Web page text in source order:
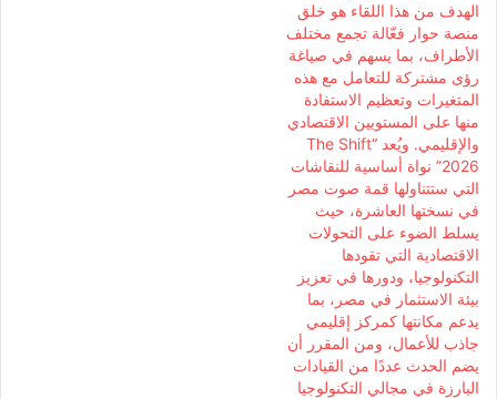
الهدف من هذا اللقاء هو خلق
منصة حوار فعّالة تجمع مختلف
الأطراف، بما يسهم في صياغة
رؤى مشتركة للتعامل مع هذه
المتغيرات وتعظيم الاستفادة
منها على المستويين الاقتصادي
والإقليمي. ويُعد “The Shift
2026” نواة أساسية للنقاشات
التي ستتناولها قمة صوت مصر
في نسختها العاشرة، حيث
يسلط الضوء على التحولات
الاقتصادية التي تقودها
التكنولوجيا، ودورها في تعزيز
بيئة الاستثمار في مصر، بما
يدعم مكانتها كمركز إقليمي
جاذب للأعمال، ومن المقرر أن
يضم الحدث عددًا من القيادات
البارزة في مجالي التكنولوجيا